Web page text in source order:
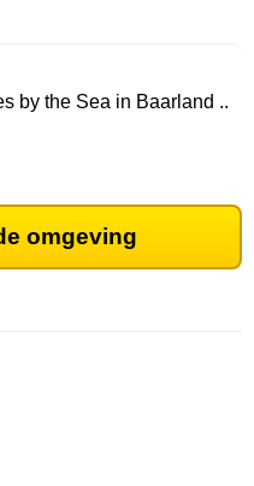
by the Sea in Baarland ..
omgeving